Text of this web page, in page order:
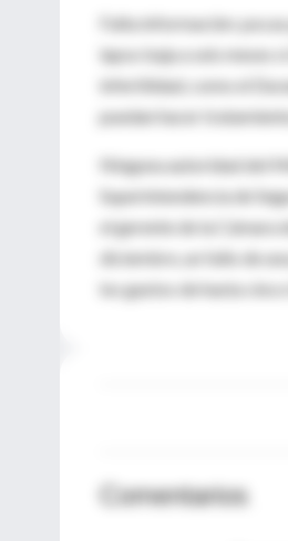
Falta información:
lapso baja a seis meses
infertilidad, como el
puedan hacer
Ninguna autoridad del
Superintendencia de
el gerente de la
diciembre, un fallo de
los gastos de hasta
Comentarios